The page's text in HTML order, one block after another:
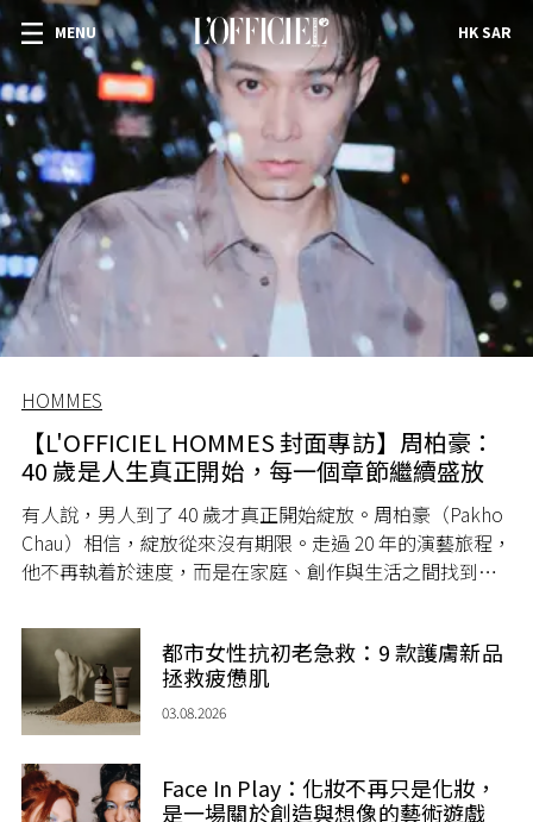
MENU HK SAR
HOMMES
【L'OFFICIEL HOMMES 封面專訪】周柏豪：
40 歲是人生真正開始，每一個章節繼續盛放
有人說，男人到了 40 歲才真正開始綻放。周柏豪（Pakho
Chau）相信，綻放從來沒有期限。走過 20 年的演藝旅程，
他不再執着於速度，而是在家庭、創作與生活之間找到屬
都市女性抗初老急救：9 款護膚新品
拯救疲憊肌
03.08.2026
Face In Play：化妝不再只是化妝，
是一場關於創造與想像的藝術遊戲